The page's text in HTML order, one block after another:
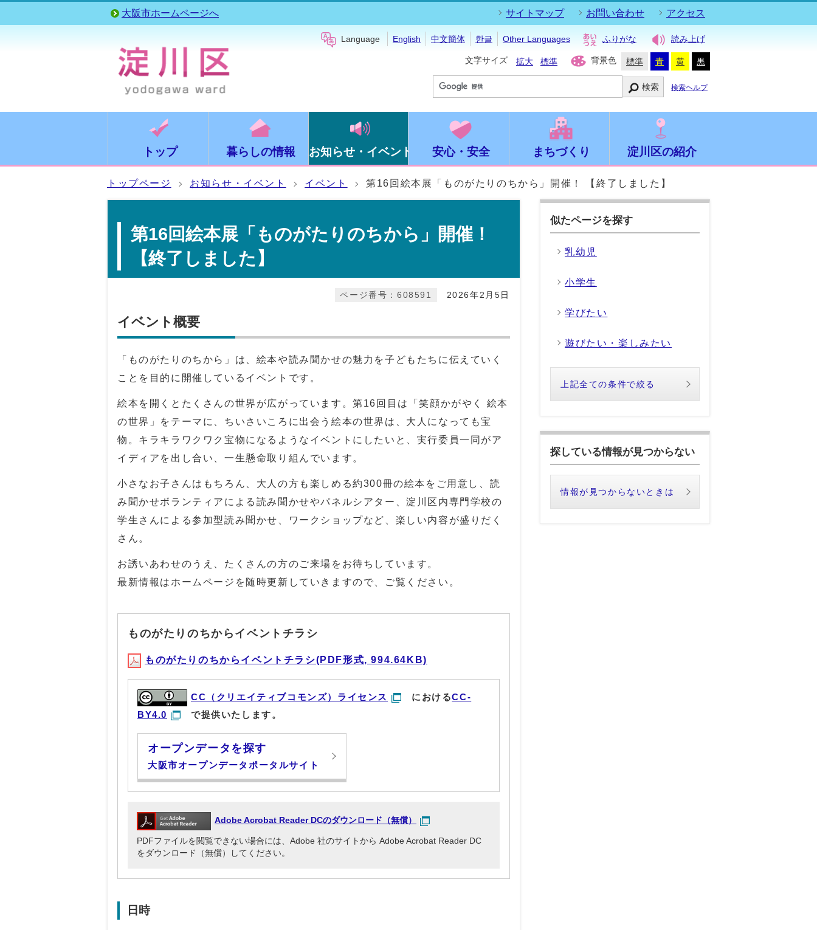
大阪市ホームページへ サイトマップ お問い合わせ アクセス
Language English 中文簡体 한글 Other Languages ふりがな 読み上げ
文字サイズ 拡大 標準 背景色 標準 青 黄 黒
検索 検索ヘルプ
トップ 暮らしの情報 お知らせ・イベント 安心・安全 まちづくり 淀川区の紹介
トップページ お知らせ・イベント イベント 第16回絵本展「ものがたりのちから」開催！ 【終了しました】
第16回絵本展「ものがたりのちから」開催！
【終了しました】
2026年2月5日
ページ番号：608591
イベント概要
「ものがたりのちから」は、絵本や読み聞かせの魅力を子どもたちに伝えていく
ことを目的に開催しているイベントです。
絵本を開くとたくさんの世界が広がっています。第16回目は「笑顔かがやく 絵本
の世界」をテーマに、ちいさいころに出会う絵本の世界は、大人になっても宝
物。キラキラワクワク宝物になるようなイベントにしたいと、実行委員一同がア
イディアを出し合い、一生懸命取り組んでいます。
小さなお子さんはもちろん、大人の方も楽しめる約300冊の絵本をご用意し、読
み聞かせボランティアによる読み聞かせやパネルシアター、淀川区内専門学校の
学生さんによる参加型読み聞かせ、ワークショップなど、楽しい内容が盛りだく
さん。
お誘いあわせのうえ、たくさんの方のご来場をお待ちしています。
最新情報はホームページを随時更新していきますので、ご覧ください。
ものがたりのちからイベントチラシ
ものがたりのちからイベントチラシ(PDF形式, 994.64KB)
CC（クリエイティブコモンズ）ライセンス におけるCC-
BY4.0
で提供いたします。
オープンデータを探す
大阪市オープンデータポータルサイト
Adobe Acrobat Reader DCのダウンロード（無償）
PDFファイルを閲覧できない場合には、Adobe 社のサイトから Adobe Acrobat Reader DC
をダウンロード（無償）してください。
日時
似たページを探す
乳幼児
小学生
学びたい
遊びたい・楽しみたい
上記全ての条件で絞る
探している情報が見つからない
情報が見つからないときは